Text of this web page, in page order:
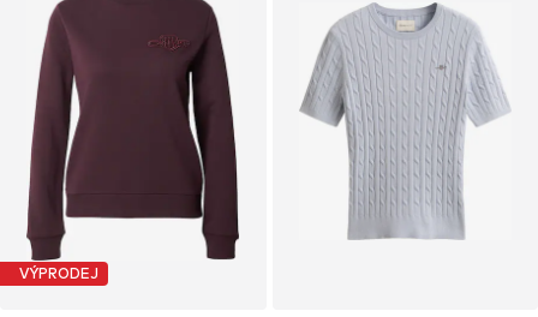
VÝPRODEJ